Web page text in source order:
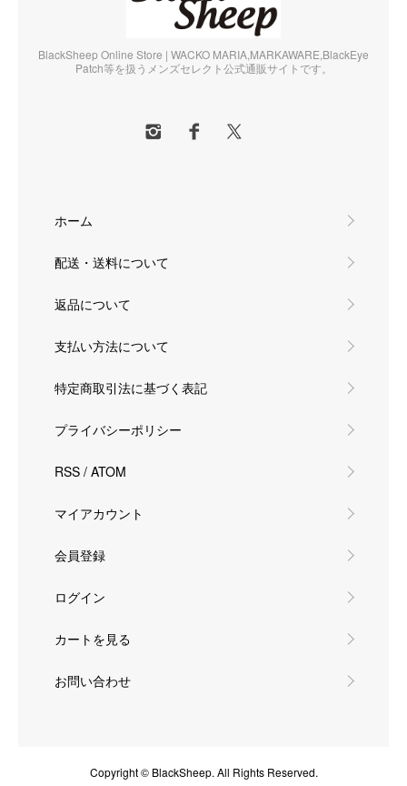
BlackSheep Online Store | WACKO MARIA,MARKAWARE,BlackEye
Patch等を扱うメンズセレクト公式通販サイトです。
ホーム
配送・送料について
返品について
支払い方法について
特定商取引法に基づく表記
プライバシーポリシー
RSS / ATOM
マイアカウント
会員登録
ログイン
カートを見る
お問い合わせ
Copyright © BlackSheep. All Rights Reserved.